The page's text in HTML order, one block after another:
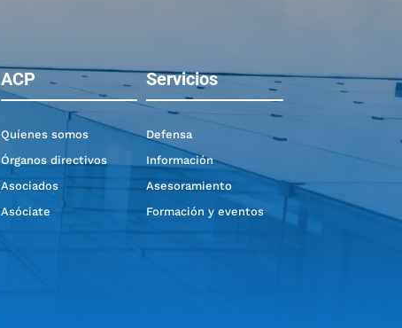
ACP Servicios
Quíenes somos
Órganos directivos
Asociados
Asóciate
Defensa
Información
Asesoramiento
Formación y eventos